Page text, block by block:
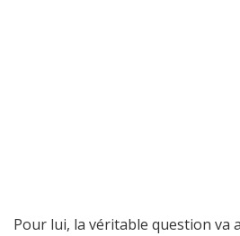
Pour lui, la véritable question va